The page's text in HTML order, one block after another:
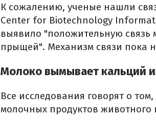
К сожалению, ученые нашли
Center for Biotechnology
выявило "положительную
прыщей". Механизм связи пока
Молоко вымывает кальций
Все исследования говорят о
молочных продуктов животного